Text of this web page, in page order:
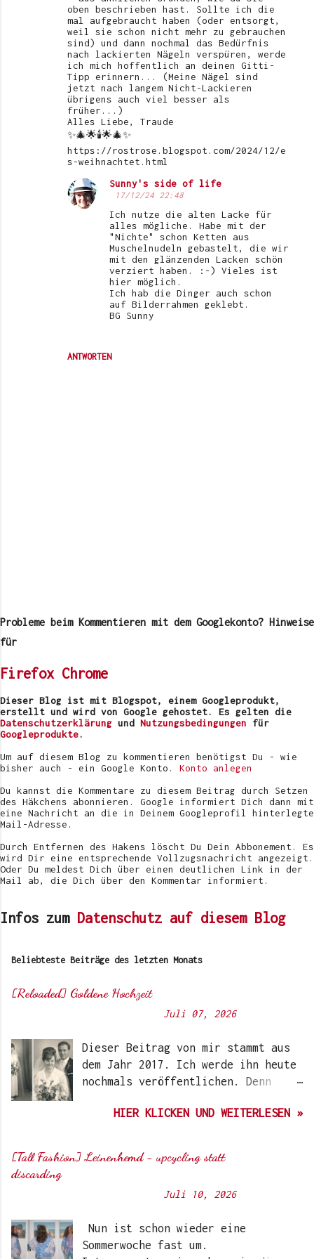
oben beschrieben hast. Sollte ich die
mal aufgebraucht haben (oder entsorgt,
weil sie schon nicht mehr zu gebrauchen
sind) und dann nochmal das Bedürfnis
nach lackierten Nägeln verspüren, werde
ich mich hoffentlich an deinen Gitti-
Tipp erinnern... (Meine Nägel sind
jetzt nach langem Nicht-Lackieren
übrigens auch viel besser als
früher...)
Alles Liebe, Traude
✨🎄🌟🕯️🌟🎄✨
https://rostrose.blogspot.com/2024/12/e
s-weihnachtet.html
ANTWORTEN
Sunny's side of life
17/12/24 22:48
Ich nutze die alten Lacke für
alles mögliche. Habe mit der
"Nichte" schon Ketten aus
Muschelnudeln gebastelt, die wir
mit den glänzenden Lacken schön
verziert haben. :-) Vieles ist
hier möglich.
Ich hab die Dinger auch schon
auf Bilderrahmen geklebt.
BG Sunny
m
m
a
v
e
r
ö
f
e
t
l
i
c
e
n
Probleme beim Kommentieren mit dem Googlekonto? Hinweise
für
Firefox Chrome
Dieser Blog ist mit Blogspot, einem Googleprodukt,
erstellt und wird von Google gehostet. Es gelten die
Datenschutzerklärung und Nutzungsbedingungen für
Googleprodukte.
Um auf diesem Blog zu kommentieren benötigst Du - wie
bisher auch - ein Google Konto. Konto anlegen
Du kannst die Kommentare zu diesem Beitrag durch Setzen
des Häkchens abonnieren. Google informiert Dich dann mit
eine Nachricht an die in Deinem Googleprofil hinterlegte
Mail-Adresse.
Durch Entfernen des Hakens löscht Du Dein Abbonement. Es
wird Dir eine entsprechende Vollzugsnachricht angezeigt.
Oder Du meldest Dich über einen deutlichen Link in der
Mail ab, die Dich über den Kommentar informiert.
Infos zum Datenschutz auf diesem Blog
Beliebteste Beiträge des letzten Monats
[Reloaded] Goldene Hochzeit
Juli 07, 2026
Dieser Beitrag von mir stammt aus
dem Jahr 2017. Ich werde ihn heute
nochmals veröffentlichen. Denn
59. Hochzeitstag feiern. Auf dem
er anlässlich der kirchlichen
damals 29 Jahre alt. Vergangenen
Besitzer gewechselt. Meinem 30
jährigen Sohn passt er wie
HIER KLICKEN UND WEITERLESEN »
[Tall Fashion] Leinenhemd - upcycling statt
discarding
Juli 10, 2026
Nun ist schon wieder eine
Sommerwoche fast um.